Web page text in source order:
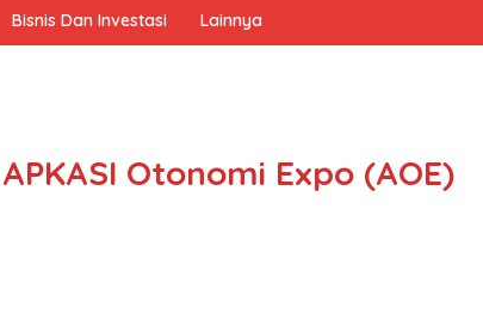
Bisnis Dan Investasi Lainnya
Otonomi Expo (AOE)